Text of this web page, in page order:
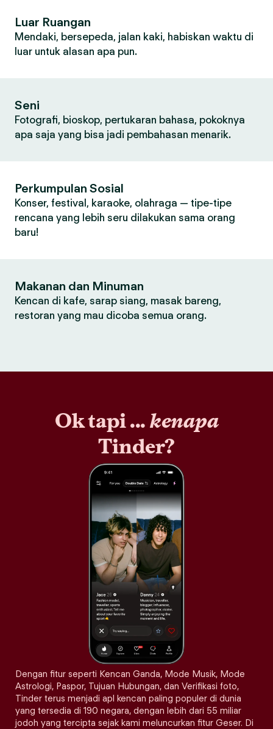
Luar Ruangan
Mendaki, bersepeda, jalan kaki, habiskan waktu di
luar untuk alasan apa pun.
Seni
Fotografi, bioskop, pertukaran bahasa, pokoknya
apa saja yang bisa jadi pembahasan menarik.
Perkumpulan Sosial
Konser, festival, karaoke, olahraga — tipe-tipe
rencana yang lebih seru dilakukan sama orang
baru!
Makanan dan Minuman
Kencan di kafe, sarap siang, masak bareng,
restoran yang mau dicoba semua orang.
Ok tapi ...kenapa
Tinder?
Dengan fitur seperti Kencan Ganda, Mode Musik, Mode
Astrologi, Paspor, Tujuan Hubungan, dan Verifikasi foto,
Tinder terus menjadi apl kencan paling populer di dunia
yang tersedia di 190 negara, dengan lebih dari 55 miliar
jodoh yang tercipta sejak kami meluncurkan fitur Geser. Di